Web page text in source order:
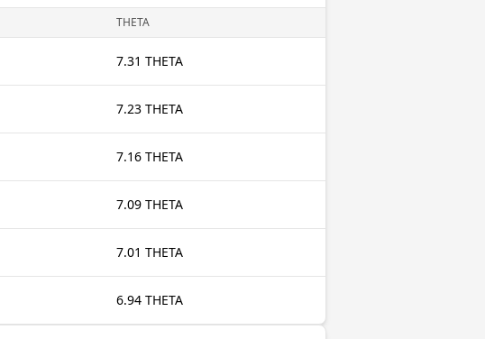
THETA
7.31 THETA
7.23 THETA
7.16 THETA
7.09 THETA
7.01 THETA
6.94 THETA